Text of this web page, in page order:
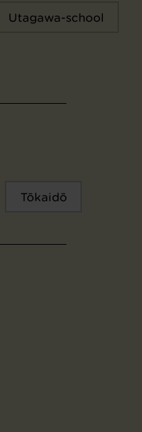
Utagawa-school
Tōkaidō